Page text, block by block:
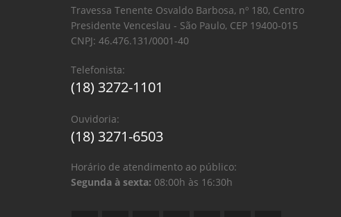
Travessa Tenente Osvaldo Barbosa, nº 180, Centro
Presidente Venceslau - São Paulo, CEP 19400-015
CNPJ: 46.476.131/0001-40
Telefonista:
(18) 3272-1101
Ouvidoria:
(18) 3271-6503
Horário de atendimento ao público:
Segunda à sexta: 08:00h às 16:30h